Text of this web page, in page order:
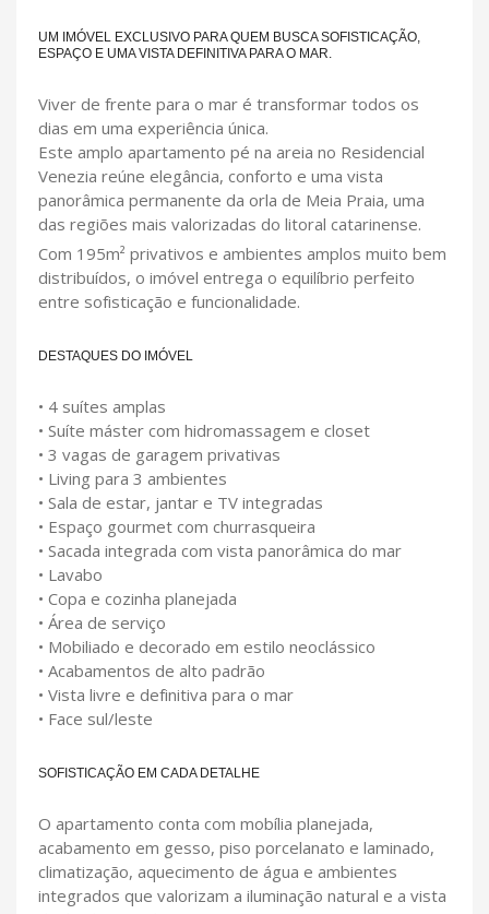
UM IMÓVEL EXCLUSIVO PARA QUEM BUSCA SOFISTICAÇÃO,
ESPAÇO E UMA VISTA DEFINITIVA PARA O MAR.
Viver de frente para o mar é transformar todos os
dias em uma experiência única.
Este amplo apartamento pé na areia no Residencial
Venezia reúne elegância, conforto e uma vista
panorâmica permanente da orla de Meia Praia, uma
das regiões mais valorizadas do litoral catarinense.
Com 195m² privativos e ambientes amplos muito bem
distribuídos, o imóvel entrega o equilíbrio perfeito
entre sofisticação e funcionalidade.
DESTAQUES DO IMÓVEL
• 4 suítes amplas
• Suíte máster com hidromassagem e closet
• 3 vagas de garagem privativas
• Living para 3 ambientes
• Sala de estar, jantar e TV integradas
• Espaço gourmet com churrasqueira
• Sacada integrada com vista panorâmica do mar
• Lavabo
• Copa e cozinha planejada
• Área de serviço
• Mobiliado e decorado em estilo neoclássico
• Acabamentos de alto padrão
• Vista livre e definitiva para o mar
• Face sul/leste
SOFISTICAÇÃO EM CADA DETALHE
O apartamento conta com mobília planejada,
acabamento em gesso, piso porcelanato e laminado,
climatização, aquecimento de água e ambientes
integrados que valorizam a iluminação natural e a vista